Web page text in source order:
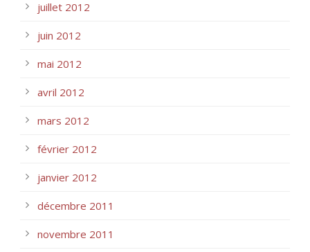
juillet 2012
juin 2012
mai 2012
avril 2012
mars 2012
février 2012
janvier 2012
décembre 2011
novembre 2011